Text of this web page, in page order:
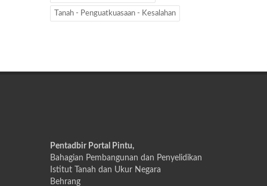
Tanah - Penguatkuasaan - Kesalahan
Pentadbir Portal Pintu,
Bahagian Pembangunan dan Penyelidikan
Istitut Tanah dan Ukur Negara
Behrang